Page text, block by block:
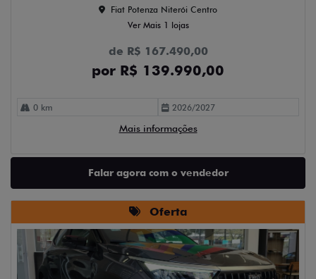
Fiat Potenza Niterói Centro
Ver Mais 1 lojas
de R$ 167.490,00
por R$ 139.990,00
0 km 2026/2027
Mais informações
Falar agora com o vendedor
Oferta